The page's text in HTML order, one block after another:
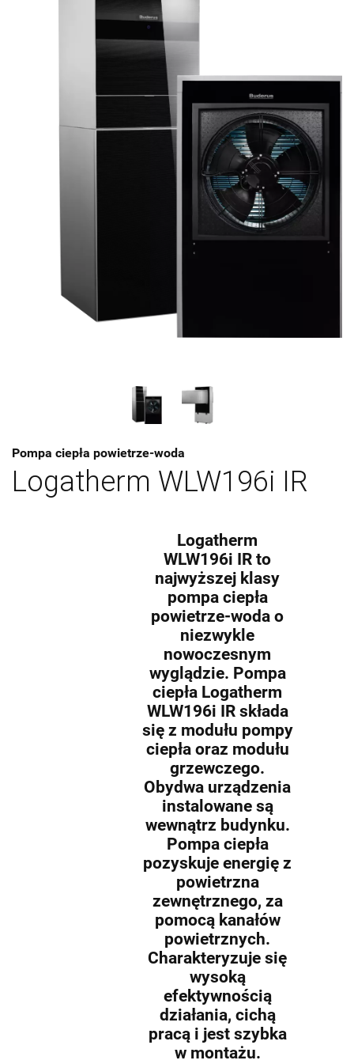
Pompa ciepła powietrze-woda
Logatherm WLW196i IR
Logatherm
WLW196i IR to
najwyższej klasy
pompa ciepła
powietrze-woda o
niezwykle
nowoczesnym
wyglądzie. Pompa
ciepła Logatherm
WLW196i IR składa
się z modułu pompy
ciepła oraz modułu
grzewczego.
Obydwa urządzenia
instalowane są
wewnątrz budynku.
Pompa ciepła
pozyskuje energię z
powietrzna
zewnętrznego, za
pomocą kanałów
powietrznych.
Charakteryzuje się
wysoką
efektywnością
działania, cichą
pracą i jest szybka
w montażu.